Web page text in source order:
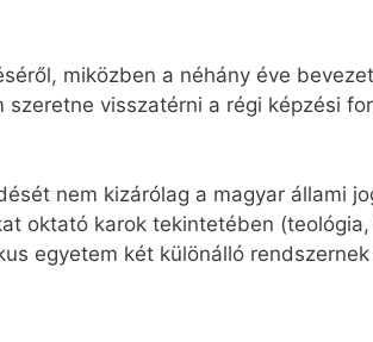
miközben a néhány éve
visszatérni a régi képzési
nem kizárólag a magyar állami
oktató karok tekintetében
egyetem két különálló